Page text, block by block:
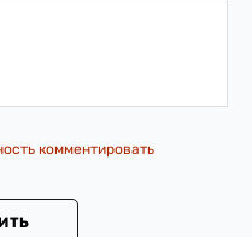
комментировать